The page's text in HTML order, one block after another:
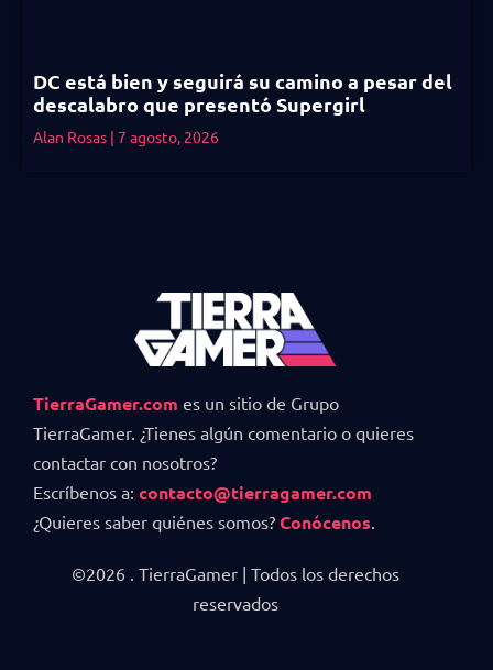
DC está bien y seguirá su camino a pesar del
descalabro que presentó Supergirl
Alan Rosas 7 agosto, 2026
TierraGamer.com es un sitio de Grupo
TierraGamer. ¿Tienes algún comentario o quieres
contactar con nosotros?
Escríbenos a: contacto@tierragamer.com
¿Quieres saber quiénes somos? Conócenos
©2026 . TierraGamer | Todos los derechos
reservados